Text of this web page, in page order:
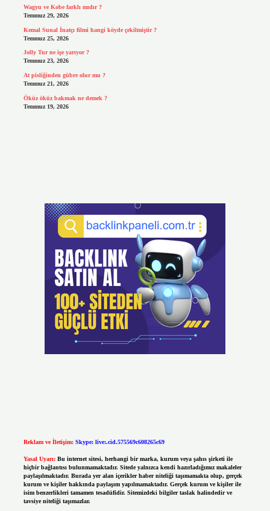
Wagyu ve Kobe farklı mıdır ?
Temmuz 29, 2026
Kemal Sunal İnatçı filmi hangi köyde çekilmiştir ?
Temmuz 25, 2026
Jolly Tur ne işe yarıyor ?
Temmuz 23, 2026
At pisliğinden gübre olur mu ?
Temmuz 21, 2026
Öküz öküz bakmak ne demek ?
Temmuz 19, 2026
Reklam ve İletişim: Skype: live:.cid.575569c608265c69
Yasal Uyarı: Bu internet sitesi, herhangi bir marka, kurum veya şahıs şirketi ile
hiçbir bağlantısı bulunmamaktadır. Sitede yalnızca kendi hazırladığımız makaleler
paylaşılmaktadır. Burada yer alan içerikler haber niteliği taşımamakta olup, gerçek
kurum ve kişiler hakkında paylaşım yapılmamaktadır. Gerçek kurum ve kişiler ile
isim benzerlikleri tamamen tesadüfidir. Sitemizdeki bilgiler taslak halindedir ve
tavsiye niteliği taşımazlar.